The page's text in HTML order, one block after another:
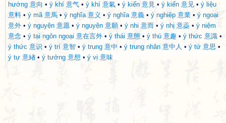
hướng 意向 • ý khí 意气 • ý khí 意氣 • ý kiến 意見 • ý kiến 意见 • ý liệu
意料 • ý mã 意馬 • ý nghĩa 意义 • ý nghĩa 意義 • ý nghiệp 意業 • ý ngoại
意外 • ý nguyện 意愿 • ý nguyện 意願 • ý nhi 意而 • ý nhị 意蘃 • ý niệm
意念 • ý tại ngôn ngoại 意在言外 • ý thái 意態 • ý thú 意趣 • ý thức 意識 •
ý thức 意识 • ý trí 意智 • ý trung 意中 • ý trung nhân 意中人 • ý tứ 意思 •
ý tự 意緖 • ý tưởng 意想 • ý vị 意味